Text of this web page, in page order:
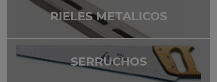
RIELES METALICOS
SERRUCHOS